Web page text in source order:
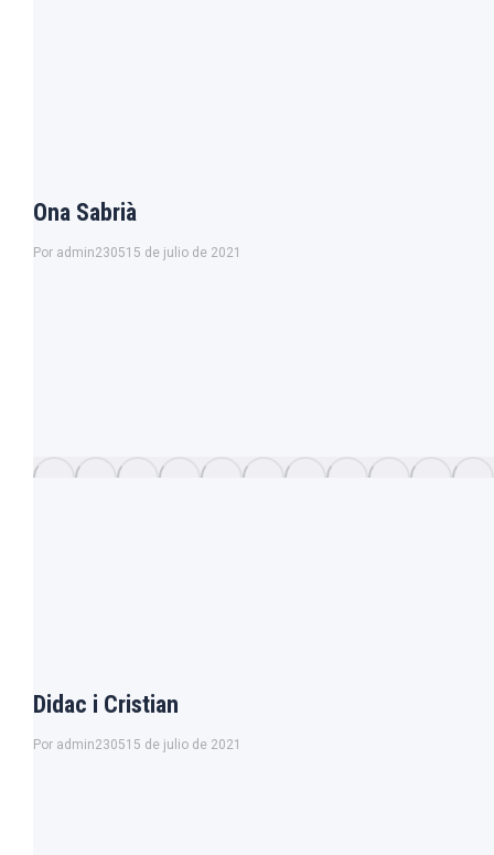
Ona Sabrià
Por admin230515 de julio de 2021
Didac i Cristian
Por admin230515 de julio de 2021